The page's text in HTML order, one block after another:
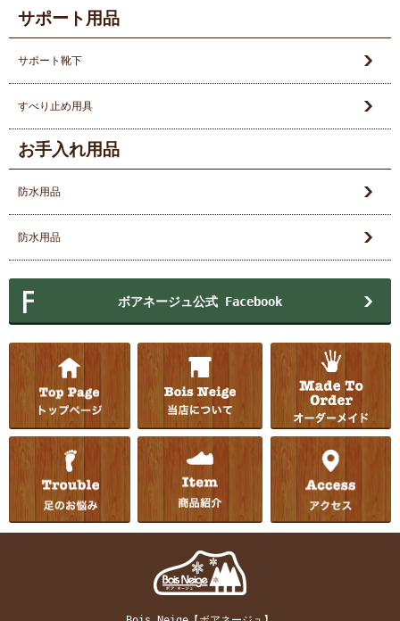
サポート用品
サポート靴下
すべり止め用具
お手入れ用品
防水用品
防水用品
ボアネージュ公式 Facebook